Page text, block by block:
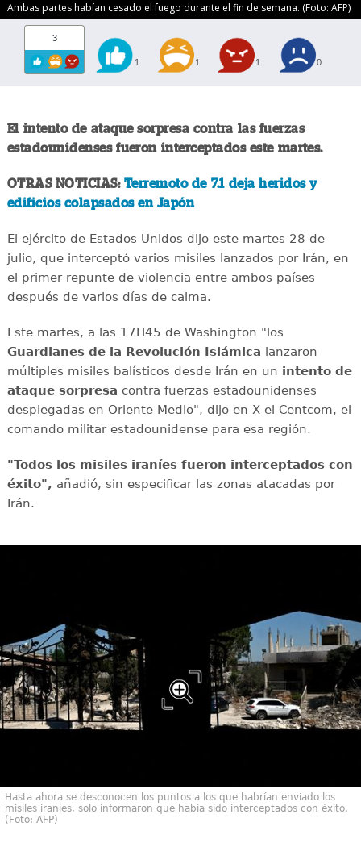
Ambas partes habían cesado el fuego durante el fin de semana. (Foto: AFP)
3
1 1 1 0
El intento de ataque sorpresa contra las fuerzas
estadounidenses fueron interceptados este martes.
OTRAS NOTICIAS: Terremoto de 7.1 deja heridos y
edificios colapsados en Japón
El ejército de Estados Unidos dijo este martes 28 de
julio, que interceptó varios misiles lanzados por Irán, en
el primer repunte de violencia entre ambos países
después de varios días de calma.
Este martes, a las 17H45 de Washington "los
Guardianes de la Revolución Islámica lanzaron
múltiples misiles balísticos desde Irán en un intento de
ataque sorpresa contra fuerzas estadounidenses
desplegadas en Oriente Medio", dijo en X el Centcom, el
comando militar estadounidense para esa región.
"Todos los misiles iraníes fueron interceptados con
éxito", añadió, sin especificar las zonas atacadas por
Irán.
Hasta ahora se desconocen los puntos a los que habrían enviado los
misiles iraníes, solo informaron que había sido interceptados con éxito.
(Foto: AFP)